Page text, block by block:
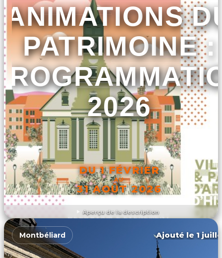
Aperçu de la description
ANIMATIONS
PATRIMOINE :
2026
DU 1 FÉVRIER
AU
31 AOÛT 2026
DÉCOUVRIR L'ÉVÉNEMENT
Montbéliard Ajouté le 1